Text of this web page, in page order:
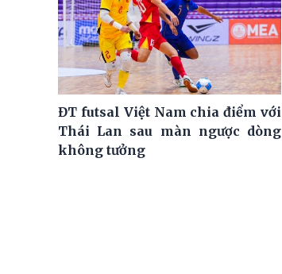
ĐT futsal Việt Nam chia điểm với
Thái Lan sau màn ngược dòng
không tưởng